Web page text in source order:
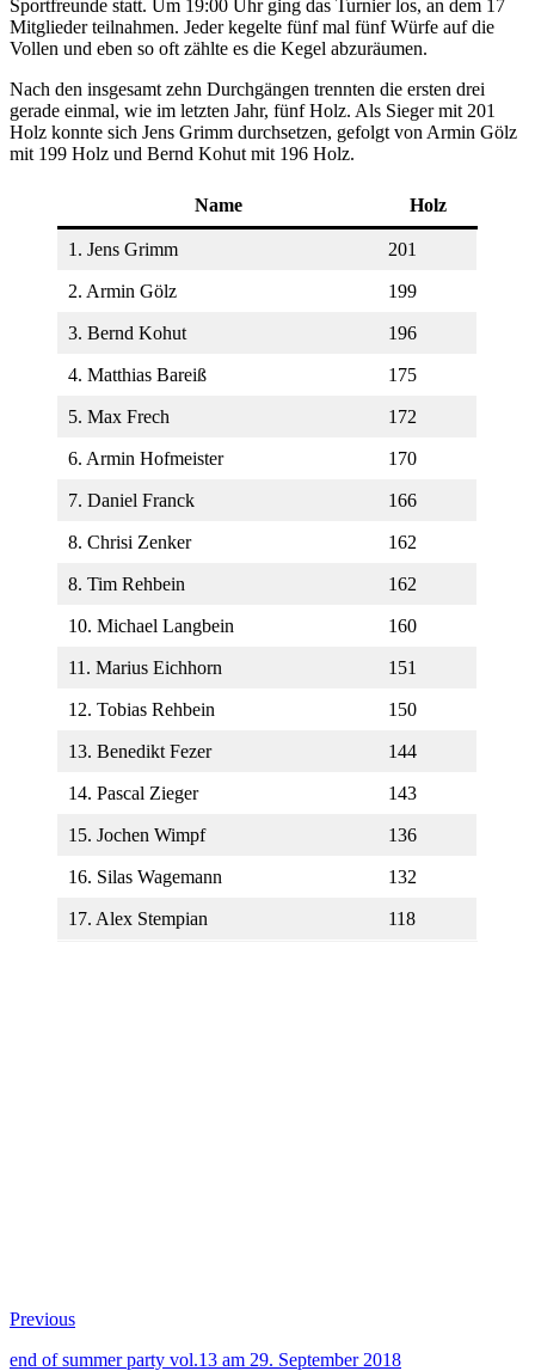
Sportfreunde statt. Um 19:00 Uhr ging das Turnier los, an dem 17
Mitglieder teilnahmen. Jeder kegelte fünf mal fünf Würfe auf die
Vollen und eben so oft zählte es die Kegel abzuräumen.
Nach den insgesamt zehn Durchgängen trennten die ersten drei
gerade einmal, wie im letzten Jahr, fünf Holz. Als Sieger mit 201
Holz konnte sich Jens Grimm durchsetzen, gefolgt von Armin Gölz
mit 199 Holz und Bernd Kohut mit 196 Holz.
Name Holz
1. Jens Grimm 201
2. Armin Gölz 199
3. Bernd Kohut 196
4. Matthias Bareiß 175
5. Max Frech 172
6. Armin Hofmeister 170
7. Daniel Franck 166
8. Chrisi Zenker 162
8. Tim Rehbein 162
10. Michael Langbein 160
11. Marius Eichhorn 151
12. Tobias Rehbein 150
13. Benedikt Fezer 144
14. Pascal Zieger 143
15. Jochen Wimpf 136
16. Silas Wagemann 132
17. Alex Stempian 118
Beitragsnavigation
PreviousPrevious
end of summer party vol.13 am 29. September 2018